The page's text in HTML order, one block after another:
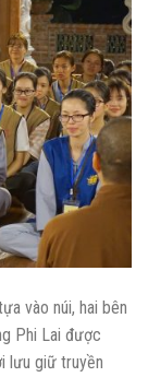
vào núi, hai bên
Phi Lai được
lưu giữ truyền